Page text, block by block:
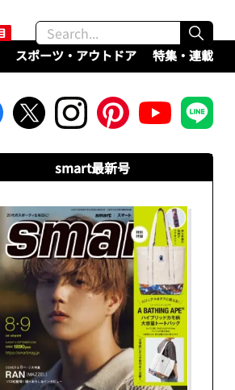
スポーツ・アウトドア 特集・連載
smart最新号